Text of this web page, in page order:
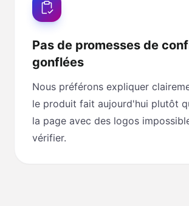
Pas de promesses de
gonflées
Nous préférons expliquer
le produit fait aujourd'hui plutôt
la page avec des logos
vérifier.